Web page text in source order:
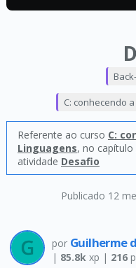
Publicado 12
C: conhecendo
Referente ao curso C:
Linguagens, no capítulo
atividade Desafio
por Guilherme
| 85.8kxp | 216